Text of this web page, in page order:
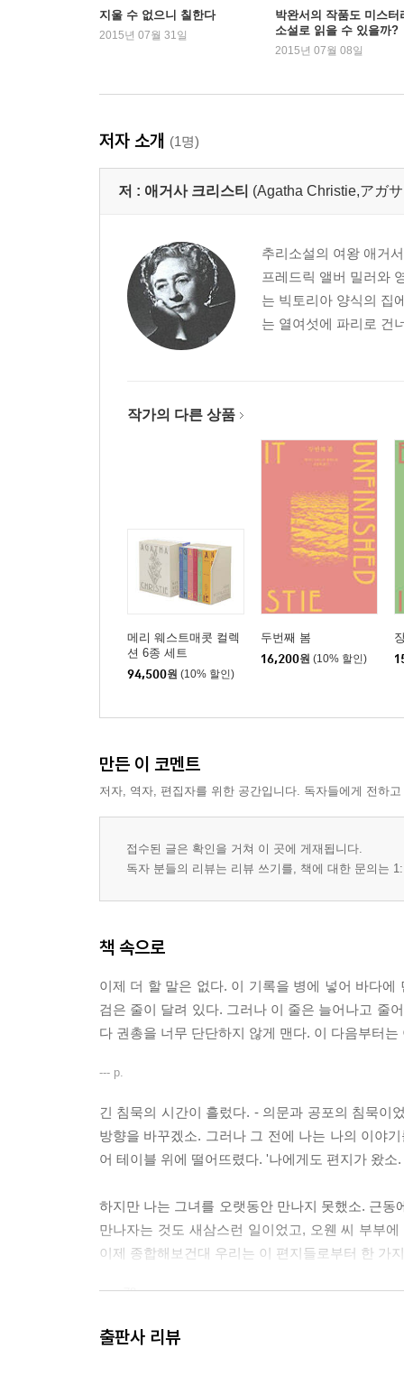
지울 수 없으니 칠한다
2015년 07월 31일
박완서의 작품도 미스터
소설로 읽을 수 있을까?
2015년 07월 08일
저자 소개 (1명)
저 : 애거사 크리스티 (Agatha Christie,アガ
추리소설의 여왕 애거
프레드릭 앨버 밀러와
는 빅토리아 양식의 집
는 열여섯에 파리로 건
작가의 다른 상품
메리 웨스트매콧 컬렉
션 6종 세트
94,500원 (10% 할인)
두번째 봄
16,200원 (10% 할인)
만든 이 코멘트
저자, 역자, 편집자를 위한 공간입니다. 독자들에게 전하
접수된 글은 확인을 거쳐 이 곳에 게재됩니다.
독자 분들의 리뷰는 리뷰 쓰기를, 책에 대한 문의는
책 속으로
이제 더 할 말은 없다. 이 기록을 병에 넣어 바다
검은 줄이 달려 있다. 그러나 이 줄은 늘어나고 줄
다 권총을 너무 단단하지 않게 맨다. 이 다음부터
--- p.
긴 침묵의 시간이 흘렀다. - 의문과 공포의 침묵이
방향을 바꾸겠소. 그러나 그 전에 나는 나의 이야
어 테이블 위에 떨어뜨렸다. '나에게도 편지가 왔
하지만 나는 그녀를 오랫동안 만나지 못했소. 근
만나자는 것도 새삼스런 일이었고, 오웬 씨 부부
이제 종합해보건대 우리는 이 편지들로부터 한 가
--- p.78
"정말이지 브렌트 양은 너무나도 침착하게 앞치
출판사 리뷰